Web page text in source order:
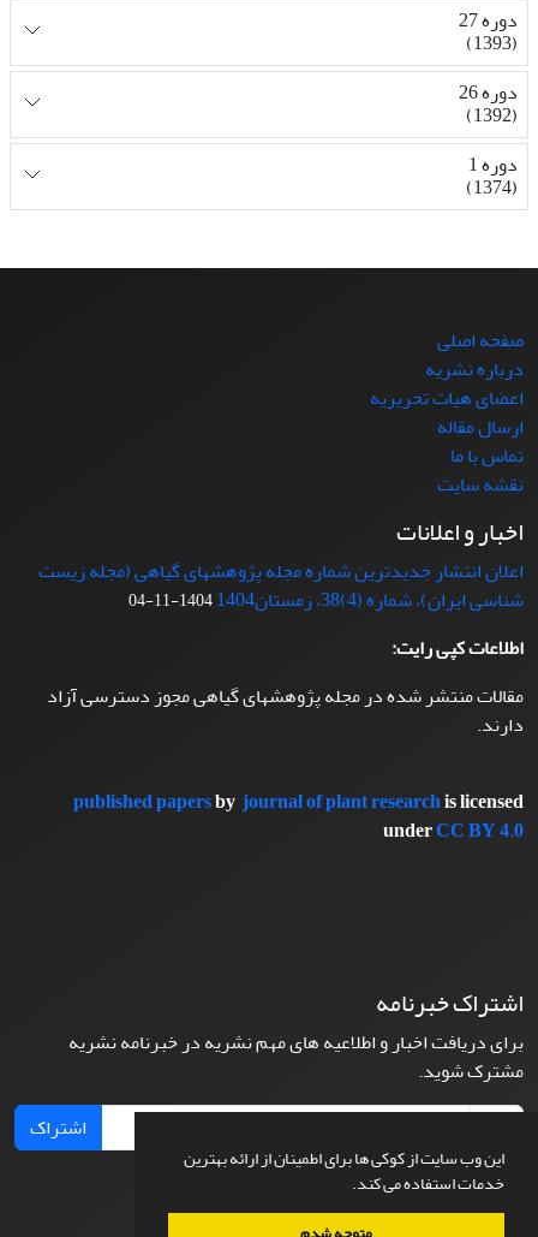
این وب سایت از کوکی ها برای اطمینان از ارائه بهترین
خدمات استفاده می کند.
دوره 27
(1393)
دوره 26
(1392)
دوره 1
(1374)
صفحه اصلی
درباره نشریه
اعضای هیات تحریریه
ارسال مقاله
تماس با ما
نقشه سایت
اخبار و اعلانات
اعلان انتشار جدیدترین شماره مجله پژوهشهای گیاهی (مجله زیست
شناسی ایران)، شماره (4)38، زمستان1404
1404-11-04
اطلاعات کپی رایت:
مقالات منتشر شده در مجله پژوهشهای گیاهی مجوز دسترسی آزاد
دارند.
published papersbyjournal of plant researchis licensed
underCC BY 4.0
اشتراک خبرنامه
برای دریافت اخبار و اطلاعیه های مهم نشریه در خبرنامه نشریه
مشترک شوید.
اشتراک